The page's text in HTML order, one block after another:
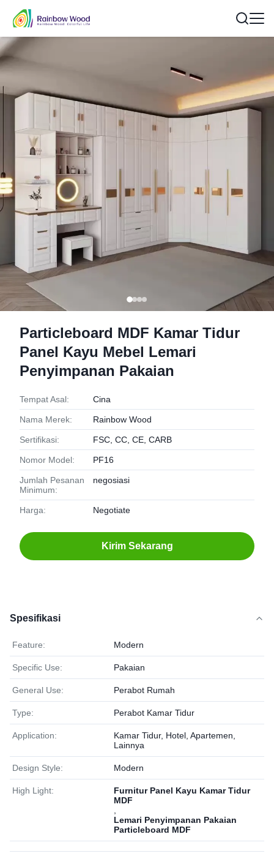
Particleboard MDF Kamar Tidur
Panel Kayu Mebel Lemari
Penyimpanan Pakaian
Tempat Asal: Cina
Nama Merek: Rainbow Wood
Sertifikasi: FSC, CC, CE, CARB
Nomor Model: PF16
Jumlah Pesanan
Minimum:
negosiasi
Harga: Negotiate
Kirim Sekarang
Spesifikasi
Feature: Modern
Specific Use: Pakaian
General Use: Perabot Rumah
Type: Perabot Kamar Tidur
Application:
Kamar Tidur, Hotel, Apartemen,
Lainnya
Design Style: Modern
High Light:
Furnitur Panel Kayu Kamar Tidur
MDF
Lemari Penyimpanan Pakaian
Particleboard MDF